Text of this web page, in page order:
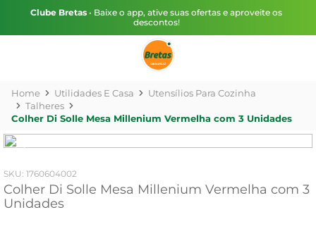
Clube Bretas • Baixe o app, ative suas ofertas e aproveite os
descontos!
Utilidades E Casa
Utensílios Para Cozinha
Talheres
Colher Di Solle Mesa Millenium Vermelha com 3 Unidades
: 1760604002
Colher Di Solle Mesa Millenium Vermelha com 3
Unidades